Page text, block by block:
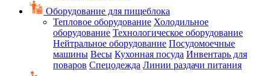
Оборудование для пищеблока
Тепловое оборудование Холодильное
оборудование Технологическое оборудование
Нейтральное оборудование Посудомоечные
машины Весы Кухонная посуда Инвентарь для
поваров Спецодежда Линии раздачи питания